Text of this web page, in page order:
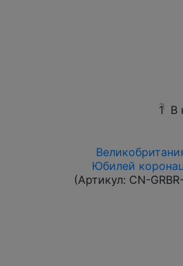
1 В
Юбилей
(Артикул: CN-